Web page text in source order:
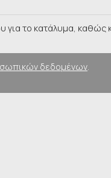
το κατάλυμα, καθώς
δεδομένων.